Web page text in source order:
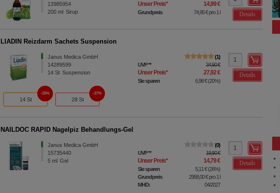
13985954
200 ml Sirup
Unser Preis* 14,99 €
Grundpreis 74,95 €pro 1 l Details
LIADIN Reizdarm Sachets Suspension
Janus Medica GmbH
14289599
14St Suspension
1
UVP** 34,90 €
Unser Preis* 27,92 €
Sie sparen 6,98 €(20%)
Details
14 St
20%
28 St
27%
NAILDOC RAPID Nagelpiz Behandlungs-Gel
Janus Medica GmbH
15735440
5 ml Gel
0
UVP** 19,90 €
Unser Preis* 14,79 €
Sie sparen 5,11 €(26%)
Grundpreis
2958,00 €pro 1 l
MHD:
04/2027
Details